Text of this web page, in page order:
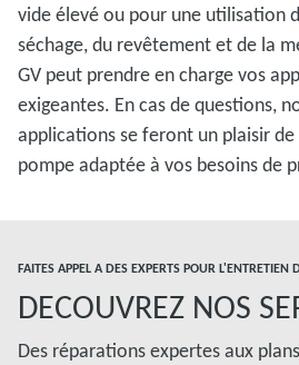
vide élevé ou pour une utilisation
séchage, du revêtement et de la
GV peut prendre en charge vos
exigeantes. En cas de questions,
applications se feront un plaisir
pompe adaptée à vos besoins de
FAITES APPEL A DES EXPERTS POUR L'ENTRETIEN
DECOUVREZ NOS
Des réparations expertes aux